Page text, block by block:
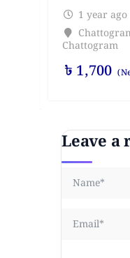
1 year ago
Chattogram
৳ 1,700
Leave a